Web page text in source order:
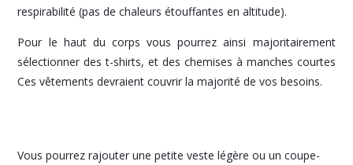
respirabilité (pas de chaleurs étouffantes en altitude).
Pour le haut du corps vous pourrez ainsi majoritairement
sélectionner des t-shirts, et des chemises à manches courtes
Ces vêtements devraient couvrir la majorité de vos besoins.
Vous pourrez rajouter une petite veste légère ou un coupe-